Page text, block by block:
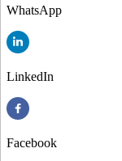
WhatsApp
LinkedIn
Facebook